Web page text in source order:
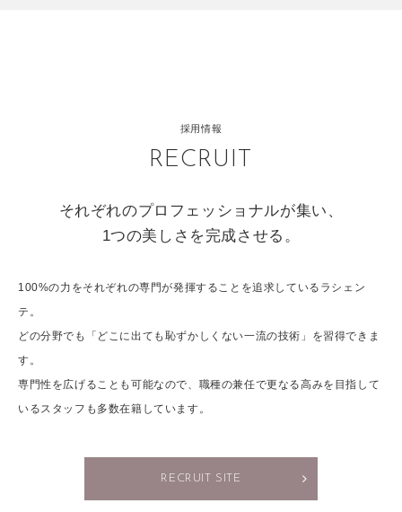
採用情報
RECRUIT
それぞれのプロフェッショナルが集い、
1つの美しさを完成させる。
100%の力をそれぞれの専門が発揮することを追求しているラシェン
テ。
どの分野でも「どこに出ても恥ずかしくない一流の技術」を習得できま
す。
専門性を広げることも可能なので、職種の兼任で更なる高みを目指して
いるスタッフも多数在籍しています。
RECRUIT SITE